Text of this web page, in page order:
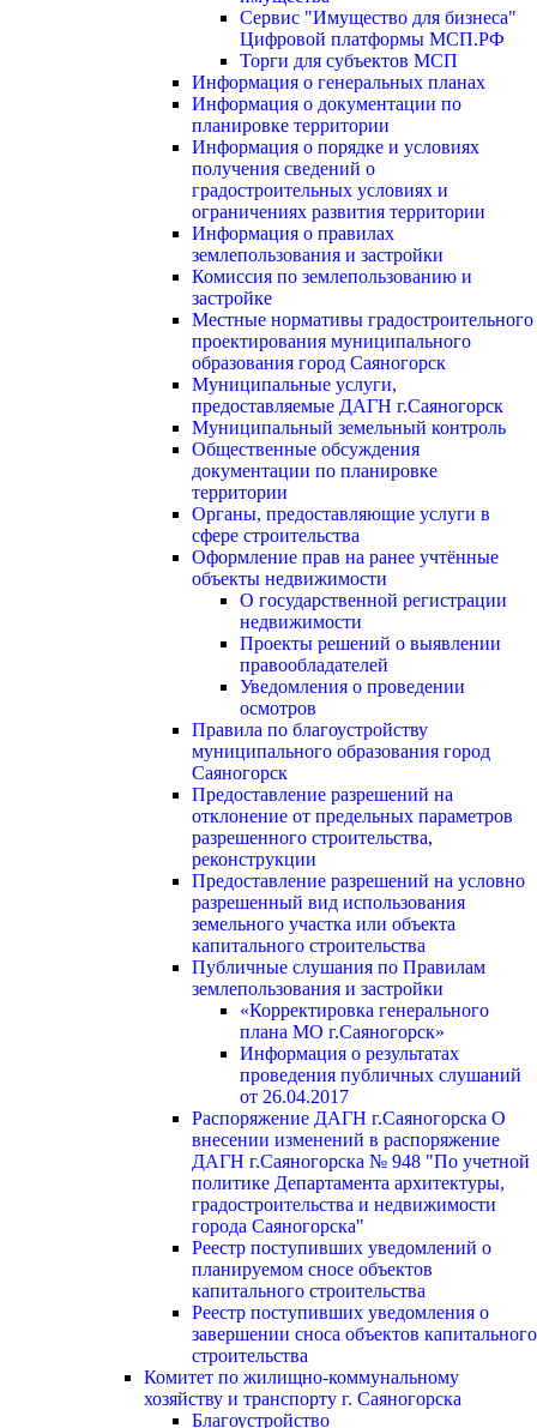
Сервис "Имущество для бизнеса"
Цифровой платформы МСП.РФ
Торги для субъектов МСП
Информация о генеральных планах
Информация о документации по
планировке территории
Информация о порядке и условиях
получения сведений о
градостроительных условиях и
ограничениях развития территории
Информация о правилах
землепользования и застройки
Комиссия по землепользованию и
застройке
Местные нормативы градостроительного
проектирования муниципального
образования город Саяногорск
Муниципальные услуги,
предоставляемые ДАГН г.Саяногорск
Муниципальный земельный контроль
Общественные обсуждения
документации по планировке
территории
Органы, предоставляющие услуги в
сфере строительства
Оформление прав на ранее учтённые
объекты недвижимости
О государственной регистрации
недвижимости
Проекты решений о выявлении
правообладателей
Уведомления о проведении
осмотров
Правила по благоустройству
муниципального образования город
Саяногорск
Предоставление разрешений на
отклонение от предельных параметров
разрешенного строительства,
реконструкции
Предоставление разрешений на условно
разрешенный вид использования
земельного участка или объекта
капитального строительства
Публичные слушания по Правилам
землепользования и застройки
«Корректировка генерального
плана МО г.Саяногорск»
Информация о результатах
проведения публичных слушаний
от 26.04.2017
Распоряжение ДАГН г.Саяногорска О
внесении изменений в распоряжение
ДАГН г.Саяногорска № 948 "По учетной
политике Департамента архитектуры,
градостроительства и недвижимости
города Саяногорска"
Реестр поступивших уведомлений о
планируемом сносе объектов
капитального строительства
Реестр поступивших уведомления о
завершении сноса объектов капитального
строительства
Комитет по жилищно-коммунальному
хозяйству и транспорту г. Саяногорска
Благоустройство